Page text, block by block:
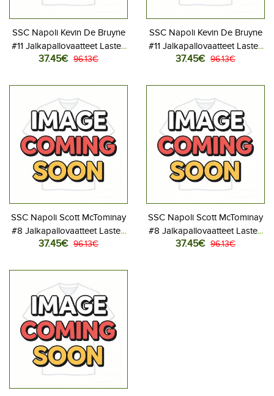
SSC Napoli Kevin De Bruyne
#11 Jalkapallovaatteet Lasten
Vieraspeliasu 2025-26
housut)
37.45€ 96.13€
SSC Napoli Kevin De Bruyne
#11 Jalkapallovaatteet Lasten
Kolmas peliasu 2025-26
housut)
37.45€ 96.13€
SSC Napoli Scott McTominay
#8 Jalkapallovaatteet Lasten
Kotipeliasu 2025-26
housut)
37.45€ 96.13€
SSC Napoli Scott McTominay
#8 Jalkapallovaatteet Lasten
Vieraspeliasu 2025-26
37.45€ 96.13€